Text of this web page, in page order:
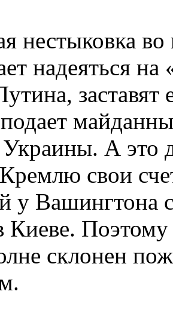
нестыковка
надеяться на
А это
Кремлю свои
у
склонен